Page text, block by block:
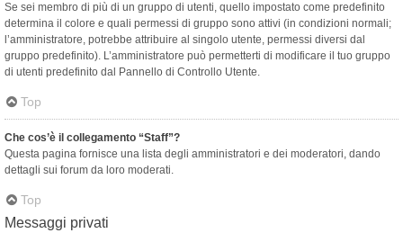
Se sei membro di più di un gruppo di utenti, quello impostato come predefinito
determina il colore e quali permessi di gruppo sono attivi (in condizioni normali;
l’amministratore, potrebbe attribuire al singolo utente, permessi diversi dal
gruppo predefinito). L’amministratore può permetterti di modificare il tuo gruppo
di utenti predefinito dal Pannello di Controllo Utente.
Top
Che cos’è il collegamento “Staff”?
Questa pagina fornisce una lista degli amministratori e dei moderatori, dando
dettagli sui forum da loro moderati.
Top
Messaggi privati